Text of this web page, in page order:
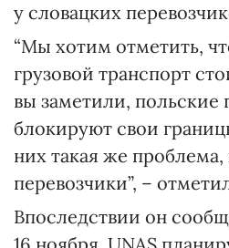
у словацких
“Мы хотим отметить,
грузовой транспорт
вы заметили, польские
блокируют свои
них такая же
перевозчики”, –
Впоследствии он